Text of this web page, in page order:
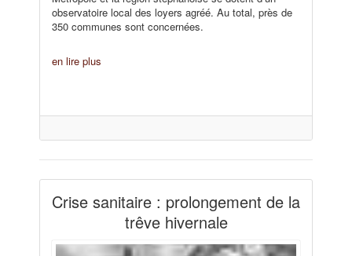
observatoire local des loyers agréé. Au total, près de
350 communes sont concernées.
en lire plus
Crise sanitaire : prolongement de la
trêve hivernale